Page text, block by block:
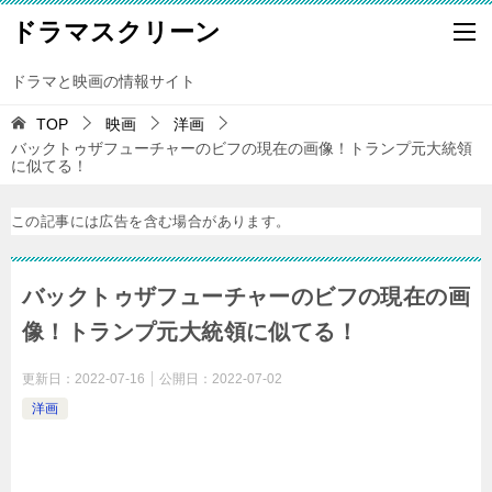
ドラマスクリーン
ドラマと映画の情報サイト
TOP 映画
洋画
バックトゥザフューチャーのビフの現在の画像！トランプ元大統領
に似てる！
この記事には広告を含む場合があります。
バックトゥザフューチャーのビフの現在の画
像！トランプ元大統領に似てる！
更新日： 2022-07-16 公開日： 2022-07-02
洋画